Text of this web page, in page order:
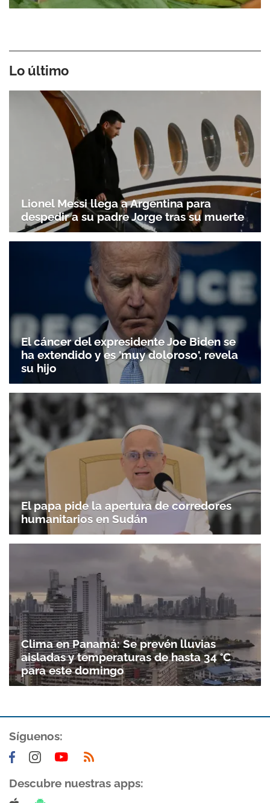
Lo último
Lionel Messi llega a Argentina para
despedir a su padre Jorge tras su muerte
El cáncer del expresidente Joe Biden se
ha extendido y es 'muy doloroso', revela
su hijo
El papa pide la apertura de corredores
humanitarios en Sudán
Clima en Panamá: Se prevén lluvias
aisladas y temperaturas de hasta 34 °C
para este domingo
Síguenos:
Descubre nuestras apps: